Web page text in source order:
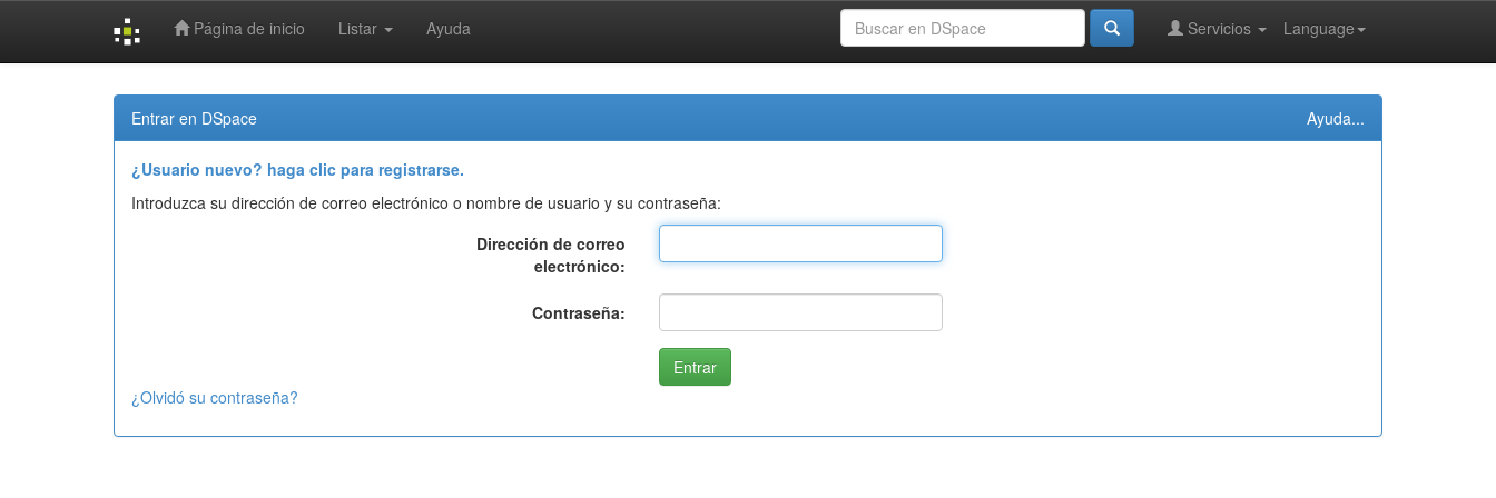
Página de inicio Listar Ayuda Language
Servicios
Entrar en DSpace Ayuda...
¿Usuario nuevo? haga clic para registrarse.
Introduzca su dirección de correo electrónico o nombre de usuario y su contraseña:
Dirección de correo
electrónico:
Contraseña:
¿Olvidó su contraseña?